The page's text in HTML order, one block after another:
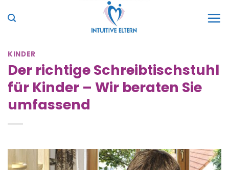
Inhalt
KINDER
Der richtige Schreibtischstuhl
für Kinder – Wir beraten Sie
umfassend